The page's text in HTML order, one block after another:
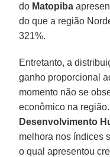
do Matopiba
do que a região
321%.
Entretanto, a
ganho proporcional
momento não se
econômico na
Desenvolvimento
melhora nos índices
o qual apresentou